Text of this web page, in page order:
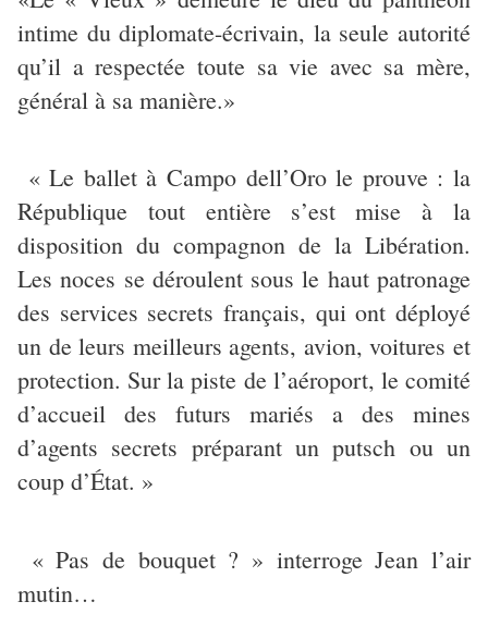
intime du diplomate-écrivain, la seule autorité
qu’il a respectée toute sa vie avec sa mère,
général à sa manière.»
« Le ballet à Campo dell’Oro le prouve : la
République tout entière s’est mise à la
disposition du compagnon de la Libération.
Les noces se déroulent sous le haut patronage
des services secrets français, qui ont déployé
un de leurs meilleurs agents, avion, voitures et
protection. Sur la piste de l’aéroport, le comité
d’accueil des futurs mariés a des mines
d’agents secrets préparant un putsch ou un
coup d’État. »
« Pas de bouquet ? » interroge Jean l’air
mutin…